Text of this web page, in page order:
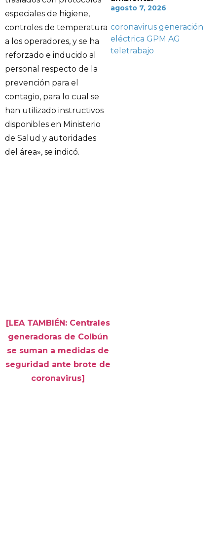
especiales de higiene,
controles de temperatura
a los operadores, y se ha
reforzado e inducido al
personal respecto de la
prevención para el
contagio, para lo cual se
han utilizado instructivos
disponibles en Ministerio
de Salud y autoridades
del área», se indicó.
[LEA TAMBIÉN: Centrales
generadoras de Colbún
se suman a medidas de
seguridad ante brote de
coronavirus]
agosto 7, 2026
coronavirus generación
eléctrica GPM AG
teletrabajo